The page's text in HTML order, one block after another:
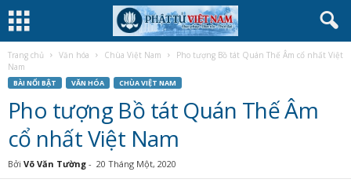
Trang chủ Văn hóa Chùa Việt Nam
Pho tượng Bồ tát Quán Thế Âm cổ nhất Việt
Nam
BÀI NỔI BẬT VĂN HÓA CHÙA VIỆT NAM
Pho tượng Bồ tát Quán Thế Âm
cổ nhất Việt Nam
Bởi Võ Văn Tường - 20 Tháng Một, 2020